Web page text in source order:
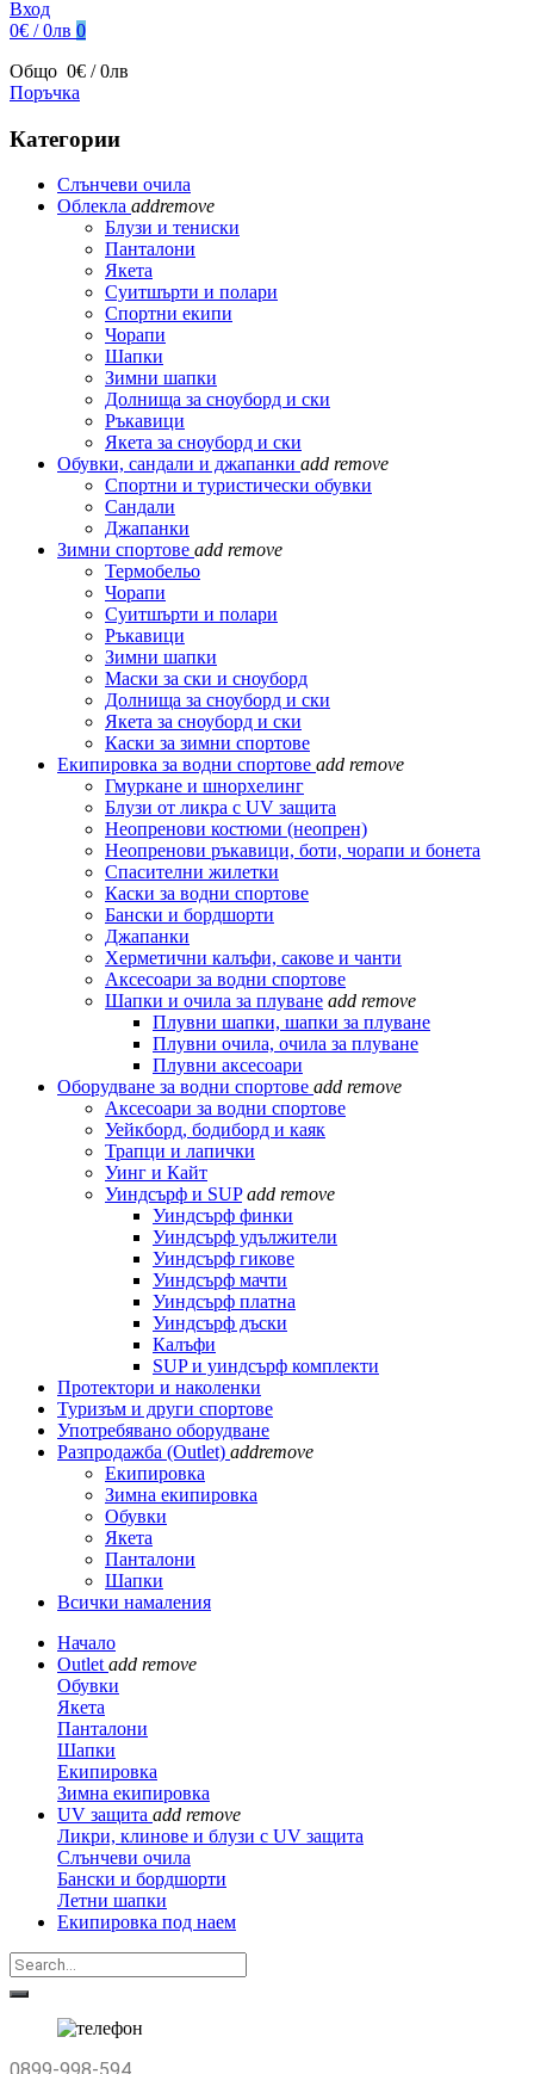
Вход
0€ / 0лв 0
Общо 0€ / 0лв
Поръчка
Категории
Слънчеви очила
Облекла addremove
Блузи и тениски
Панталони
Якета
Суитшърти и полари
Спортни екипи
Чорапи
Шапки
Зимни шапки
Долнища за сноуборд и ски
Ръкавици
Якета за сноуборд и ски
Обувки, сандали и джапанки add remove
Спортни и туристически обувки
Сандали
Джапанки
Зимни спортове add remove
Термобельо
Чорапи
Суитшърти и полари
Ръкавици
Зимни шапки
Маски за ски и сноуборд
Долнища за сноуборд и ски
Якета за сноуборд и ски
Каски за зимни спортове
Екипировка за водни спортове add remove
Гмуркане и шнорхелинг
Блузи от ликра с UV защита
Неопренови костюми (неопрен)
Неопренови ръкавици, боти, чорапи и бонета
Спасителни жилетки
Каски за водни спортове
Бански и бордшорти
Джапанки
Херметични калъфи, сакове и чанти
Аксесоари за водни спортове
Шапки и очила за плуване add remove
Плувни шапки, шапки за плуване
Плувни очила, очила за плуване
Плувни аксесоари
Оборудване за водни спортове add remove
Аксесоари за водни спортове
Уейкборд, бодиборд и каяк
Трапци и лапички
Уинг и Кайт
Уиндсърф и SUP add remove
Уиндсърф финки
Уиндсърф удължители
Уиндсърф гикове
Уиндсърф мачти
Уиндсърф платна
Уиндсърф дъски
Калъфи
SUP и уиндсърф комплекти
Протектори и наколенки
Туризъм и други спортове
Употребявано оборудване
Разпродажба (Outlet) addremove
Екипировка
Зимна екипировка
Обувки
Якета
Панталони
Шапки
Всички намаления
Начало
Outlet add remove
Обувки
Якета
Панталони
Шапки
Екипировка
Зимна екипировка
UV защита add remove
Ликри, клинове и блузи с UV защита
Слънчеви очила
Бански и бордшорти
Летни шапки
Екипировка под наем